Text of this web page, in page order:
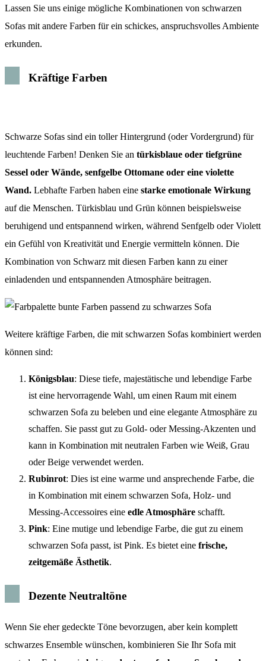
Lassen Sie uns einige mögliche Kombinationen von schwarzen
Sofas mit andere Farben für ein schickes, anspruchsvolles Ambiente
erkunden.
Kräftige Farben
Schwarze Sofas sind ein toller Hintergrund (oder Vordergrund) für
leuchtende Farben! Denken Sie an türkisblaue oder tiefgrüne
Sessel oder Wände, senfgelbe Ottomane oder eine violette
Wand. Lebhafte Farben haben eine starke emotionale Wirkung
auf die Menschen. Türkisblau und Grün können beispielsweise
beruhigend und entspannend wirken, während Senfgelb oder Violett
ein Gefühl von Kreativität und Energie vermitteln können. Die
Kombination von Schwarz mit diesen Farben kann zu einer
einladenden und entspannenden Atmosphäre beitragen.
Weitere kräftige Farben, die mit schwarzen Sofas kombiniert werden
können sind:
Königsblau: Diese tiefe, majestätische und lebendige Farbe
ist eine hervorragende Wahl, um einen Raum mit einem
schwarzen Sofa zu beleben und eine elegante Atmosphäre zu
schaffen. Sie passt gut zu Gold- oder Messing-Akzenten und
kann in Kombination mit neutralen Farben wie Weiß, Grau
oder Beige verwendet werden.
Rubinrot: Dies ist eine warme und ansprechende Farbe, die
in Kombination mit einem schwarzen Sofa, Holz- und
Messing-Accessoires eine edle Atmosphäre schafft.
Pink: Eine mutige und lebendige Farbe, die gut zu einem
schwarzen Sofa passt, ist Pink. Es bietet eine frische,
zeitgemäße Ästhetik.
Dezente Neutraltöne
Wenn Sie eher gedeckte Töne bevorzugen, aber kein komplett
schwarzes Ensemble wünschen, kombinieren Sie Ihr Sofa mit